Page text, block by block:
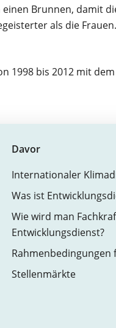
einen Brunnen, damit
als die
1998 bis 2012 mit
Davor
Internationaler
Was ist
Wie wird man
Entwicklungsdienst?
Rahmenbedingungen
Stellenmärkte